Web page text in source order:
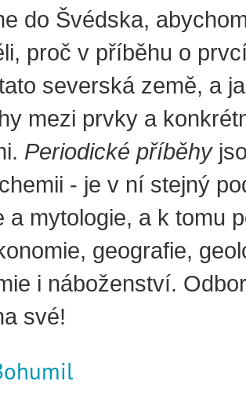
do Švédska,
proč v příběhu o
severská země, a
mezi prvky a
Periodické příběhy
- je v ní stejný
a mytologie, a k tomu
geografie,
i náboženství.
své!